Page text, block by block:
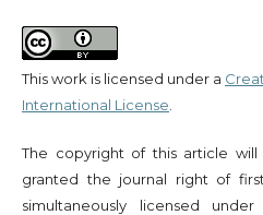
This work is licensed under a
International License.
The copyright of this article
granted the journal right of
simultaneously licensed